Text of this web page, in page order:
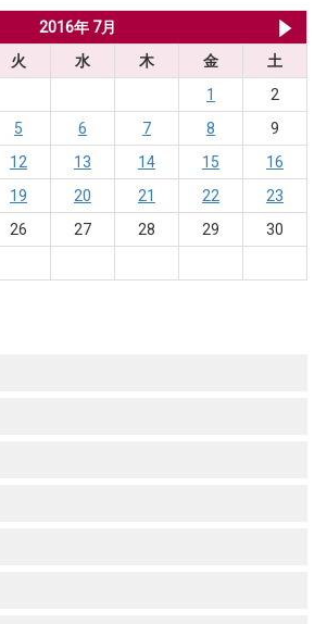
2016年 7月
火 水 木 金
土
1
2
5 6 7 8
9
12 13 14 15
16
19 20 21 22
23
26 27 28 29
30